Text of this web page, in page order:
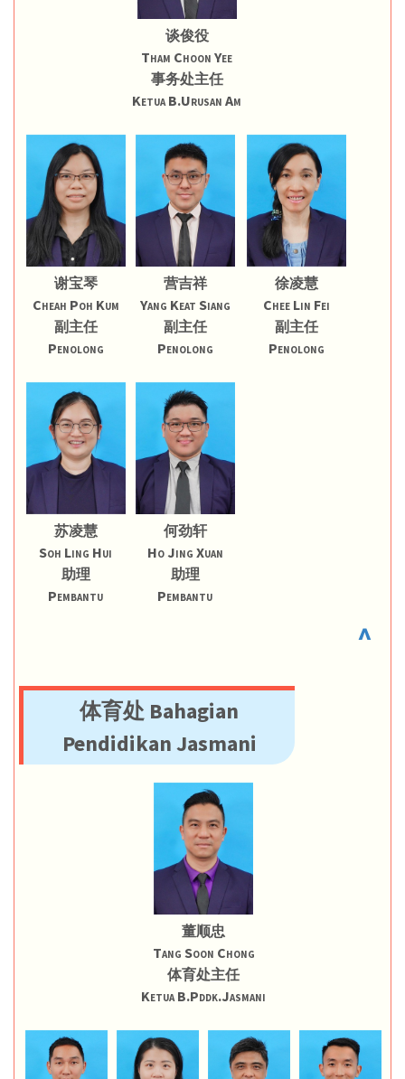
谈俊役
Tham Choon Yee
事务处主任
Ketua B.Urusan Am
谢宝琴
Cheah Poh Kum
副主任
Penolong
营吉祥
Yang Keat Siang
副主任
Penolong
徐凌慧
Chee Lin Fei
副主任
Penolong
苏凌慧
Soh Ling Hui
助理
Pembantu
何劲轩
Ho Jing Xuan
助理
Pembantu
^
体育处 Bahagian
Pendidikan Jasmani
董顺忠
Tang Soon Chong
体育处主任
Ketua B.Pddk.Jasmani